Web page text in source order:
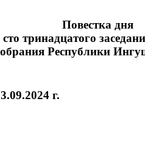
Повестка дня
сто тринадцатого
Республики
г.